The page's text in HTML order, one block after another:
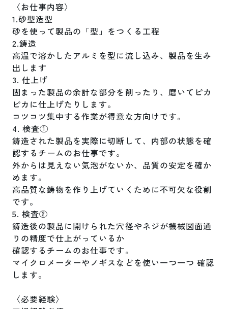
〈お仕事内容〉
1.砂型造型
砂を使って製品の「型」をつくる工程
2.鋳造
高温で溶かしたアルミを型に流し込み、製品を生み
出します
3. 仕上げ
固まった製品の余計な部分を削ったり、磨いてピカ
ピカに仕上げたりします。
コツコツ集中する作業が得意な方向けです。
4. 検査①
鋳造された製品を実際に切断して、内部の状態を確
認するチームのお仕事です。
外からは見えない気泡がないか、品質の安定を確か
めます。
高品質な鋳物を作り上げていくために不可欠な役割
です。
5. 検査②
鋳造後の製品に開けられた穴径やネジが機械図面通
りの精度で仕上がっているか
確認するチームのお仕事です。
マイクロメーターやノギスなどを使い一つ一つ 確認
します。
〈必要経験〉